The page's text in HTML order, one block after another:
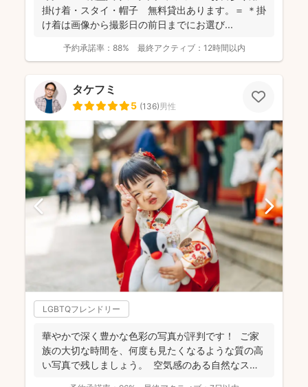
掛け着・スタイ・帽子 無料貸出あります。＝ ＊掛
け着は画像から撮影日の前日までにお選び...
予約承諾率： 88% 最終アクティブ： 12時間以内
タケフミ
5 (136)男性
LGBTQフレンドリー
華やかで深く豊かな色彩の写真が評判です！ ご家
族の大切な時間を、何度も見たくなるような質の高
い写真で残しましょう。 空気感のある自然なスナ